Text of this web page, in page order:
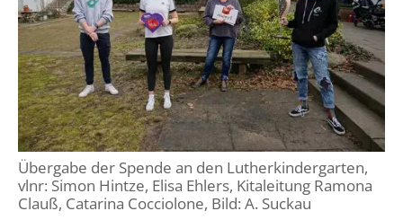
Übergabe der Spende an den Lutherkindergarten,
vlnr: Simon Hintze, Elisa Ehlers, Kitaleitung Ramona
Clauß, Catarina Cocciolone, Bild: A. Suckau